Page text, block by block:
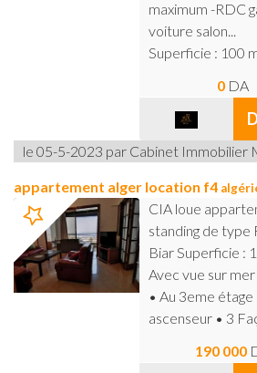
maximum -RDC
voiture salon...
Superficie : 100
0 DA
le 05-5-2023 par Cabinet Immobilier
appartement alger location f4
CIA loue
standing de type
Biar Superficie :
Avec vue sur
• Au 3eme étage
ascenseur • 3
190 000